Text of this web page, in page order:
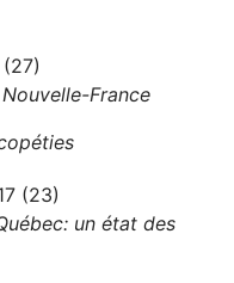
France
(23)
un état des